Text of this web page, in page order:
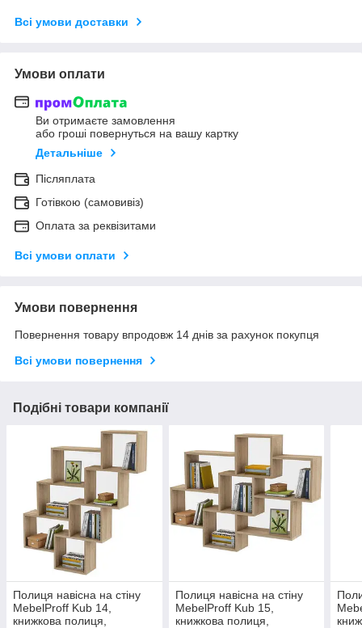
Всі умови доставки
Умови оплати
Ви отримаєте замовлення
або гроші повернуться на вашу картку
Детальніше
Післяплата
Готівкою (самовивіз)
Оплата за реквізитами
Всі умови оплати
Умови повернення
Повернення товару впродовж 14 днів за рахунок покупця
Всі умови повернення
Подібні товари компанії
Полиця навісна на стіну
MebelProff Kub 14,
книжкова полиця,
Полиця навісна на стіну
MebelProff Kub 15,
книжкова полиця,